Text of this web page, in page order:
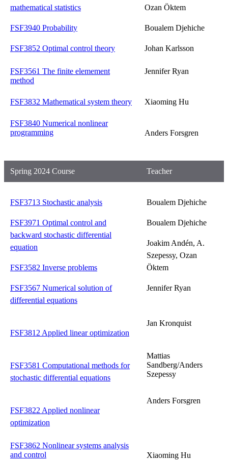
mathematical statistics
FSF3940 Probability
FSF3852 Optimal control theory
Ozan Öktem
Boualem Djehiche
Johan Karlsson
FSF3561 The finite elemement
method
Jennifer Ryan
FSF3832 Mathematical system theory Xiaoming Hu
FSF3840 Numerical nonlinear
programming
Anders Forsgren
Spring 2024 Course Teacher
FSF3713 Stochastic analysis
FSF3971 Optimal control and
backward stochastic differential
equation
FSF3582 Inverse problems
FSF3567 Numerical solution of
differential equations
Boualem Djehiche
Boualem Djehiche
Joakim Andén, A.
Szepessy, Ozan
Öktem
Jennifer Ryan
FSF3812 Applied linear optimization
Jan Kronquist
FSF3581 Computational methods for
stochastic differential equations
Mattias
Sandberg/Anders
Szepessy
FSF3822 Applied nonlinear
optimization
Anders Forsgren
FSF3862 Nonlinear systems analysis
and control
Xiaoming Hu